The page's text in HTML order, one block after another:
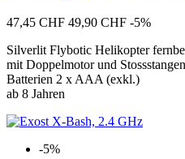
47,45 CHF 49,90 CHF -5%
Silverlit Flybotic Helikopter
mit Doppelmotor und
Batterien 2 x AAA (exkl.)
ab 8 Jahren
-5%